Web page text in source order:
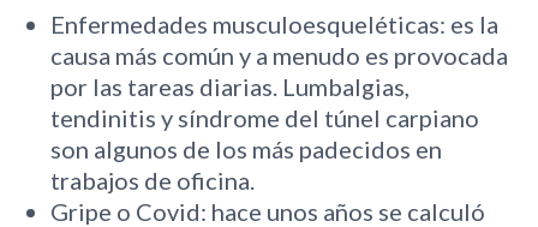
Enfermedades musculoesqueléticas: es la
causa más común y a menudo es provocada
por las tareas diarias. Lumbalgias,
tendinitis y síndrome del túnel carpiano
son algunos de los más padecidos en
trabajos de oficina.
Gripe o Covid: hace unos años se calculó